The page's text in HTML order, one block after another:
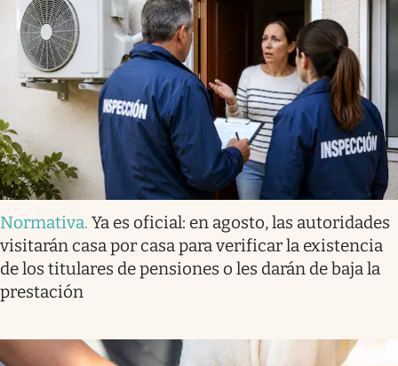
Normativa. Ya es oficial: en agosto, las autoridades
visitarán casa por casa para verificar la existencia
de los titulares de pensiones o les darán de baja la
prestación